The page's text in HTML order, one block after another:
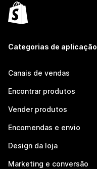
Categorias de aplicação
Canais de vendas
Encontrar produtos
Vender produtos
Encomendas e envio
Design da loja
Marketing e conversão